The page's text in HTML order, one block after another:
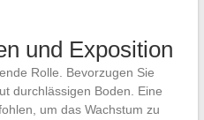
und Exposition
Rolle. Bevorzugen Sie
durchlässigen Boden. Eine
um das Wachstum zu